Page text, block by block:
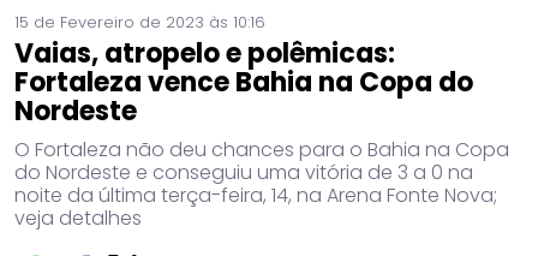
15 de Fevereiro de 2023 às 10:16
Vaias, atropelo e polêmicas:
Fortaleza vence Bahia na Copa do
Nordeste
O Fortaleza não deu chances para o Bahia na Copa
do Nordeste e conseguiu uma vitória de 3 a 0 na
noite da última terça-feira, 14, na Arena Fonte Nova;
veja detalhes